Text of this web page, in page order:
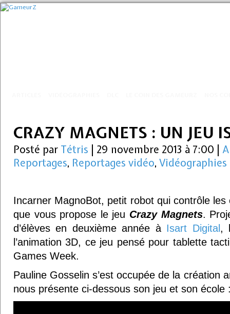
CRAZY MAGNETS : UN JEU
Posté par Tétris 29 novembre 2013 à 7:00
Reportages, Reportages vidéo, Vidéographies
Incarner MagnoBot, petit robot qui contrôle les
que vous propose le jeu Crazy Magnets.
d’élèves en deuxième année à Isart Digital ,
l’animation 3D, ce jeu pensé pour tablette
Games Week.
Pauline Gosselin s’est occupée de la création
nous présente ci-dessous son jeu et son école